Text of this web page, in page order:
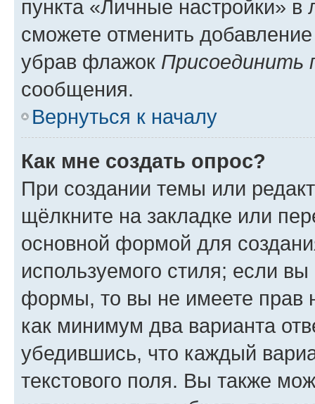
пункта «Личные настройки»
сможете отменить
убрав флажок Присоединить
сообщения.
Вернуться к началу
Как мне создать опрос?
При создании темы или
щёлкните на закладке или
основной формой для
используемого стиля; если
формы, то вы не имеете прав
как минимум два варианта
убедившись, что каждый
текстового поля. Вы также